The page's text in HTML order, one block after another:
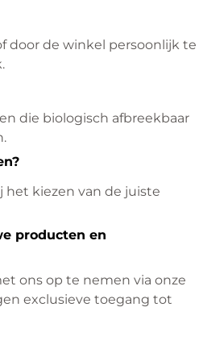
door de winkel persoonlijk te
die biologisch afbreekbaar
het kiezen van de juiste
producten en
ons op te nemen via onze
exclusieve toegang tot